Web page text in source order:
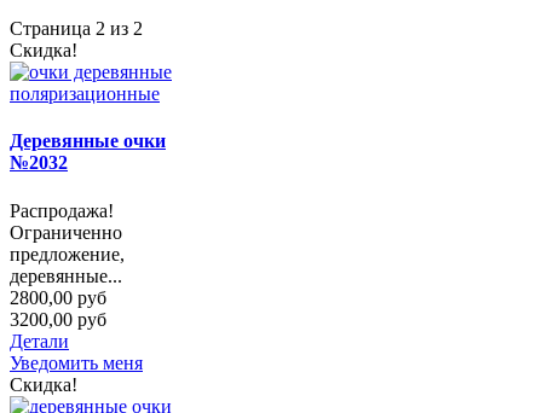
Страница 2 из 2
Скидка!
Деревянные очки
№2032
Распродажа!
Ограниченно
предложение,
деревянные...
2800,00 руб
3200,00 руб
Детали
Уведомить меня
Скидка!